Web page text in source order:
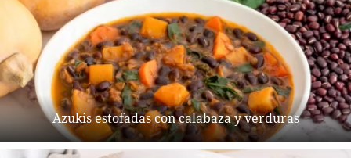
Azukis estofadas con calabaza y verduras